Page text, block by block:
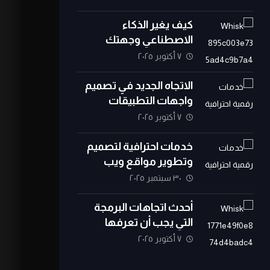
كيف يغير الذكاء
الاصطناعي وجهتك
البرمجية
٧ أكتوبر ٢٠٢٥
الاتجاه الجديد في تصميم
واجهات التطبيقات
٧ أكتوبر ٢٠٢٥
خدمات احترافية لتصميم
وتطوير مواقع ويب
٣٠ سبتمبر ٢٠٢٥
أحدث اتجاهات البرمجة
التي يجب أن تعرفها
٧ أكتوبر ٢٠٢٥